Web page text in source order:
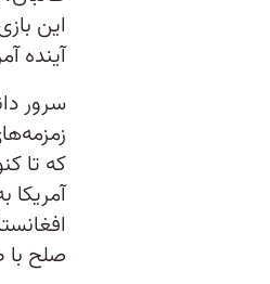
این
آینده
سرور
صلح با